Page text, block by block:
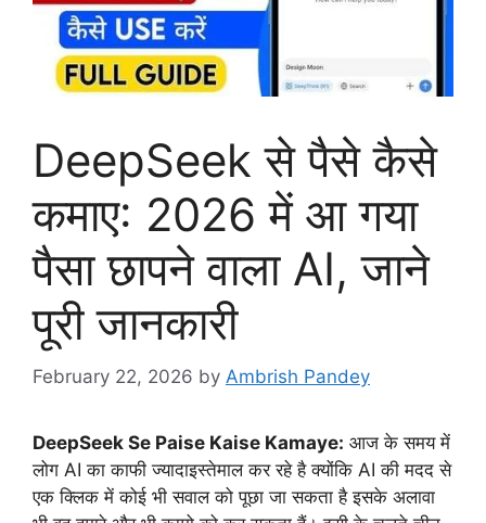
DeepSeek से पैसे कैसे
कमाए: 2026 में आ गया
पैसा छापने वाला AI, जाने
पूरी जानकारी
February 22, 2026 by Ambrish Pandey
DeepSeek Se Paise Kaise Kamaye: आज के समय में
लोग AI का काफी ज्यादाइस्तेमाल कर रहे है क्योंकि AI की मदद से
एक क्लिक में कोई भी सवाल को पूछा जा सकता है इसके अलावा